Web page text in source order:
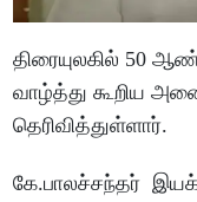
திரையுலகில் 50
வாழ்த்து கூறிய
தெரிவித்துள்ளார்.
கே.பாலச்சந்தர்